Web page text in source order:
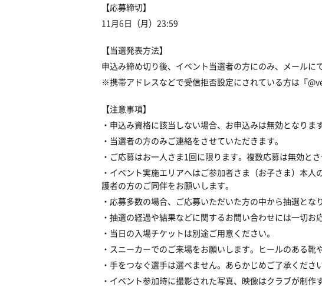
【応募締切】
11月6日（月）23:59
【当選発表方法】
申込み締め切り後、イベント当選者の方にのみ、メールに
※携帯アドレスなどで受信拒否設定にされている方は『
【注意事項】
・申込み資格に該当しない場合、お申込みは無効となりま
・当選者の方のみご連絡をさせていただきます。
・ご応募はお一人さま1回に限ります。複数応募は無効とさ
・イベント実施エリアへはご参加者さま（お子さま）本
護者の方のご同伴をお願いします。
・応募多数の場合、ご応募いただいた方の中から抽選とな
・抽選の経過や結果などに関するお問い合わせには一切お
・当日の入場チケットは別途ご用意ください。
・スニーカーでのご来場をお願いします。ヒールのある靴
・手をつなぐ選手は選べません。あらかじめご了承ください
・イベント参加時に撮影された写真、映像はクラブが制作